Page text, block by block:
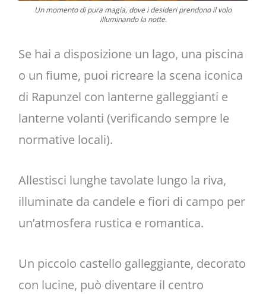
Un momento di pura magia, dove i desideri prendono il volo
illuminando la notte.
Se hai a disposizione un lago, una piscina
o un fiume, puoi ricreare la scena iconica
di Rapunzel con lanterne galleggianti e
lanterne volanti (verificando sempre le
normative locali).
Allestisci lunghe tavolate lungo la riva,
illuminate da candele e fiori di campo per
un’atmosfera rustica e romantica.
Un piccolo castello galleggiante, decorato
con lucine, può diventare il centro